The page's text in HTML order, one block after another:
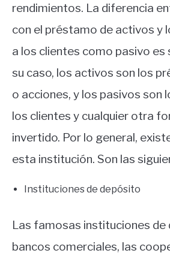
rendimientos. La diferencia
con el préstamo de activos y
a los clientes como pasivo es
su caso, los activos son los
o acciones, y los pasivos son
los clientes y cualquier otra
invertido. Por lo general,
esta institución. Son las
Instituciones de depósito
Las famosas instituciones
bancos comerciales, las